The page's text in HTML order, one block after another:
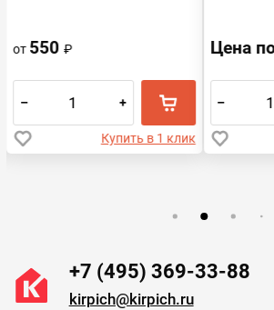
от 550₽
– +
Купить в 1 клик
Цена
–
+7 (495) 369-33-88
kirpich@kirpich.ru